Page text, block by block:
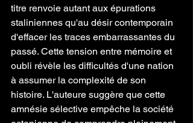
titre renvoie autant aux épurations
staliniennes qu'au désir contemporain
d'effacer les traces embarrassantes du
passé. Cette tension entre mémoire et
oubli révèle les difficultés d'une nation
à assumer la complexité de son
histoire. L'auteure suggère que cette
amnésie sélective empêche la société